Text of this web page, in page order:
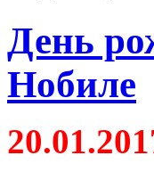
День
Нобиле